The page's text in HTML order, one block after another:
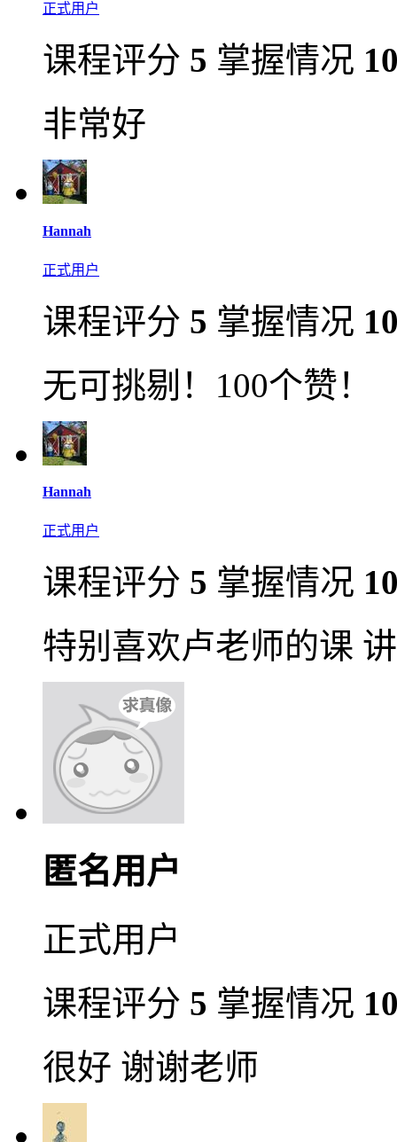
正式用户
课程评分 5 掌握情况
非常好
Hannah
正式用户
课程评分 5 掌握情况
无可挑剔！100个赞！
Hannah
正式用户
课程评分 5 掌握情况
特别喜欢卢老师的课
匿名用户
正式用户
课程评分 5 掌握情况
很好 谢谢老师